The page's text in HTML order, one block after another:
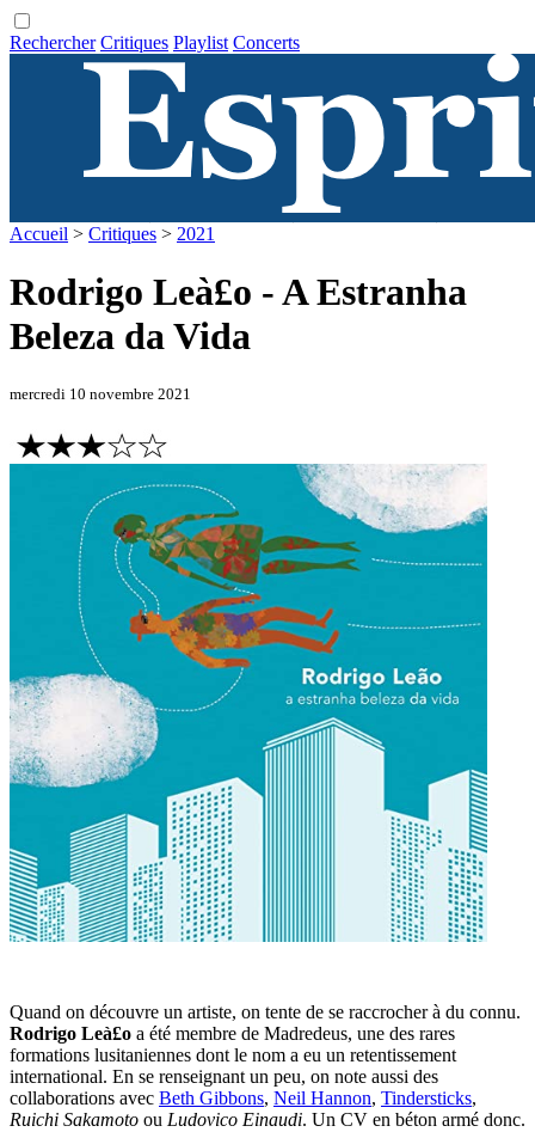
Rechercher Critiques Playlist Concerts
Accueil > Critiques > 2021
Rodrigo Leà£o - A Estranha
Beleza da Vida
mercredi 10 novembre 2021
Quand on découvre un artiste, on tente de se raccrocher à du connu.
Rodrigo Leà£o a été membre de Madredeus, une des rares
formations lusitaniennes dont le nom a eu un retentissement
international. En se renseignant un peu, on note aussi des
collaborations avec Beth Gibbons, Neil Hannon, Tindersticks,
Ruichi Sakamoto ou Ludovico Einaudi. Un CV en béton armé donc.